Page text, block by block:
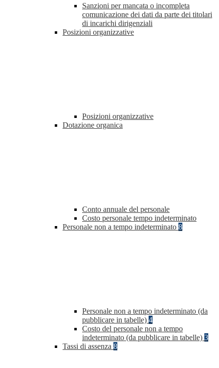
Sanzioni per mancata o incompleta
comunicazione dei dati da parte dei titolari
di incarichi dirigenziali
Posizioni organizzative
Posizioni organizzative
Dotazione organica
Conto annuale del personale
Costo personale tempo indeterminato
Personale non a tempo indeterminato 8
Personale non a tempo indeterminato (da
pubblicare in tabelle) 4
Costo del personale non a tempo
indeterminato (da pubblicare in tabelle) 3
Tassi di assenza 8